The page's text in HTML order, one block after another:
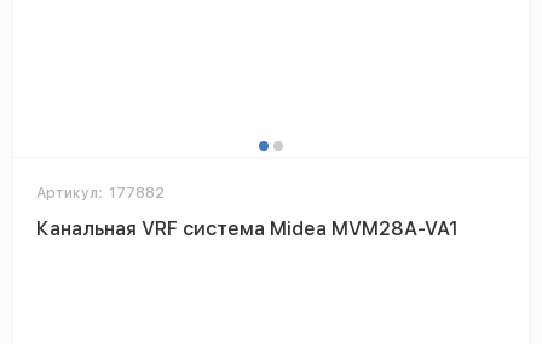
Артикул: 177882
Канальная VRF система Midea MVM28A-VA1